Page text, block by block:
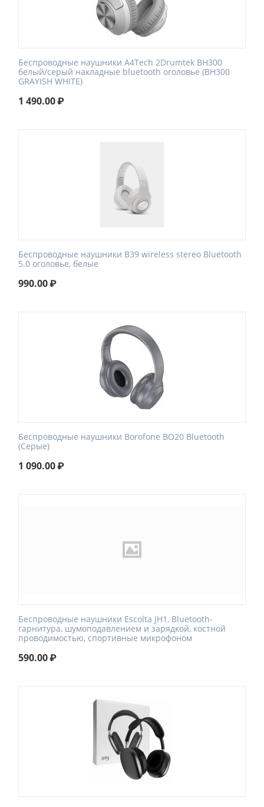
Беспроводные наушники A4Tech 2Drumtek BH300
белый/серый накладные bluetooth оголовье (BH300
GRAYISH WHITE)
1 490.00₽
Беспроводные наушники B39 wireless stereo Bluetooth
5.0 оголовье, белые
990.00₽
Беспроводные наушники Borofone BO20 Bluetooth
(Серые)
1 090.00₽
Беспроводные наушники Escolta JH1, Bluetooth-
гарнитура, шумоподавлением и зарядкой, костной
проводимостью, спортивные микрофоном
590.00₽